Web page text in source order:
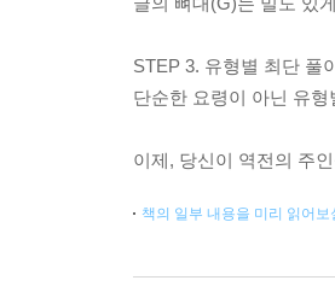
STEP 3. 유형별 최단 풀
단순한 요령이 아닌 유
이제, 당신이 역전의 주
책의 일부 내용을 미리 읽어보